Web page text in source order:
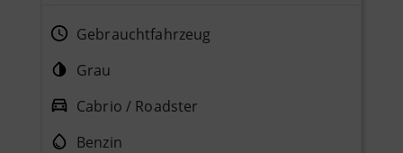
Gebrauchtfahrzeug
Grau
Cabrio / Roadster
Benzin